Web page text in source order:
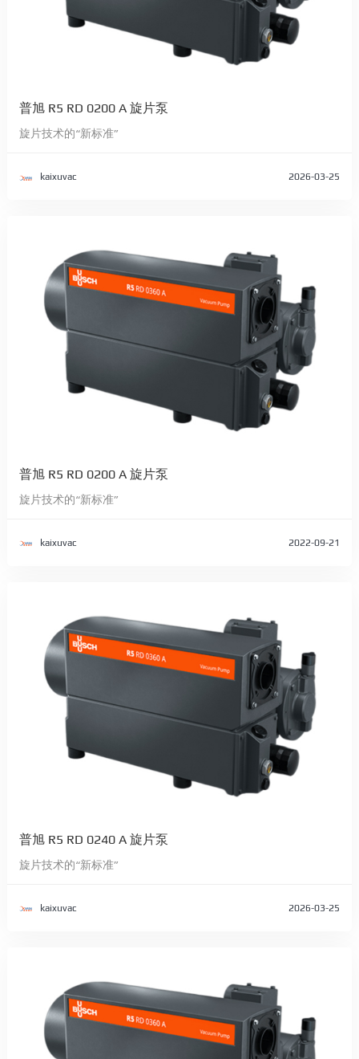
普旭 R5 RD 0200 A 旋片泵
旋片技术的“新标准”
kaixuvac 2026-03-25
普旭 R5 RD 0200 A 旋片泵
旋片技术的“新标准”
kaixuvac 2022-09-21
普旭 R5 RD 0240 A 旋片泵
旋片技术的“新标准”
kaixuvac 2026-03-25